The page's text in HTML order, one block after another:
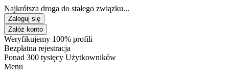
Najkrótsza droga do stałego związku...
Zaloguj się
Załóż konto
Weryfikujemy 100% profili
Bezpłatna rejestracja
Ponad 300 tysięcy Użytkowników
Menu